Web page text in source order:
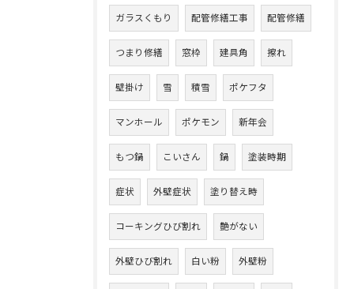
ガラスくもり 配管修繕工事 配管修繕
つまり修繕 窓枠 建具角 擦れ
壁掛け 雪 積雪 ポケフタ
マンホール ポケモン 新年会
もつ鍋 こいさん 鍋 塗装時期
症状 外壁症状 塗り替え時
コーキングひび割れ 艶がない
外壁ひび割れ 白い粉 外壁粉